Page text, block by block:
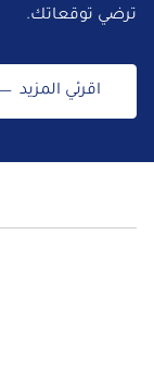
ترضي توقعاتك.
اقرئي المزيد